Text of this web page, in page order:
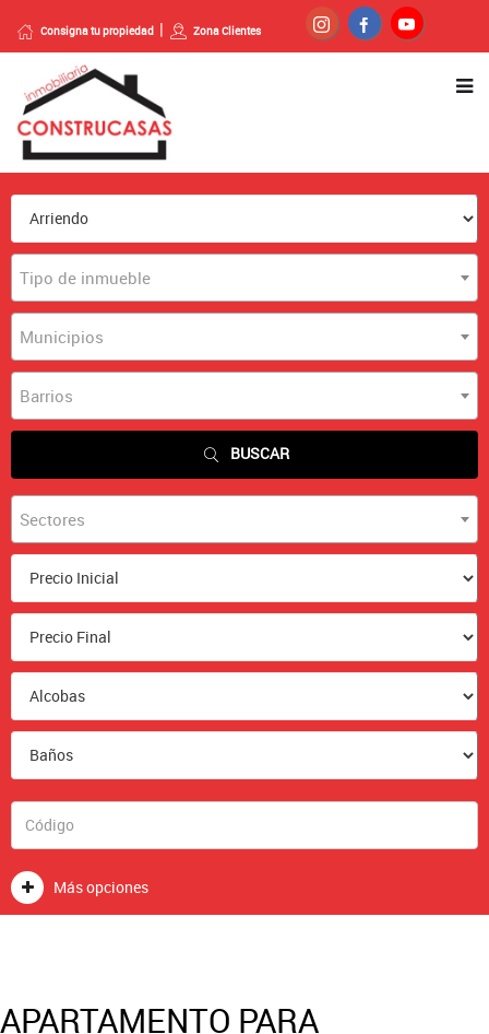
Consigna tu propiedad Zona Clientes
Tipo de inmueble
Municipios
Barrios
BUSCAR
Sectores
Más opciones
APARTAMENTO PARA